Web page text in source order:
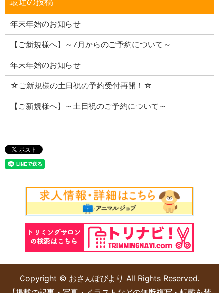
年末年始のお知らせ
【ご新規様へ】～7月からのご予約について～
年末年始のお知らせ
☆ご新規様の土日祝の予約受付再開！☆
【ご新規様へ】～土日祝のご予約について～
Copyright © おさんぽびより All Rights Reserved.